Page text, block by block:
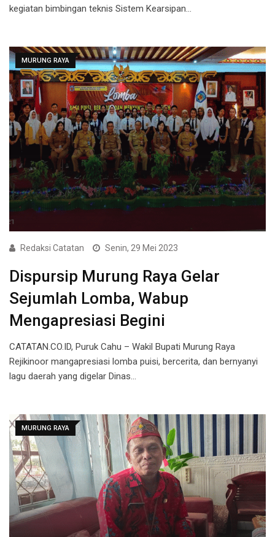
kegiatan bimbingan teknis Sistem Kearsipan…
MURUNG RAYA
Redaksi Catatan Senin, 29 Mei 2023
Dispursip Murung Raya Gelar
Sejumlah Lomba, Wabup
Mengapresiasi Begini
CATATAN.CO.ID, Puruk Cahu – Wakil Bupati Murung Raya
Rejikinoor mangapresiasi lomba puisi, bercerita, dan bernyanyi
lagu daerah yang digelar Dinas…
MURUNG RAYA